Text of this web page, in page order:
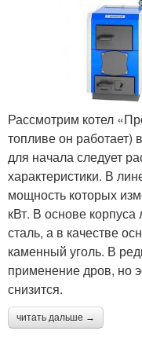
Рассмотрим котел
топливе он
для начала следует
характеристики. В
мощность которых
кВт. В основе
сталь, а в качестве
каменный уголь. В
применение дров, но
снизится.
читать дальше →